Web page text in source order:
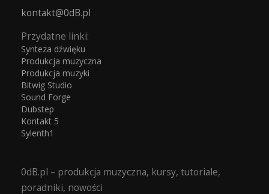
kontakt@0dB.pl
Przydatne linki:
Synteza dźwięku
Produkcja muzyczna
Produkcja muzyki
Bitwig Studio
Sound Forge
Dubstep
Kontakt 5
Sylenth1
0dB.pl – produkcja muzyczna, kursy, tutoriale,
poradniki, nowości